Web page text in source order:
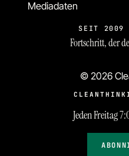
Mediadaten
SEIT 2009
Fortschritt, der
© 2026
Jeden Freitag